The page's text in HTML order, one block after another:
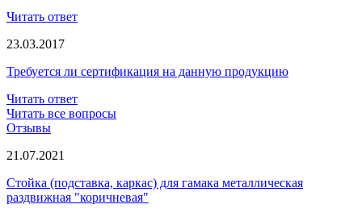
Читать ответ
23.03.2017
Требуется ли сертификация на данную продукцию
Читать ответ
Читать все вопросы
Отзывы
21.07.2021
Стойка (подставка, каркас) для гамака металлическая
раздвижная "коричневая"